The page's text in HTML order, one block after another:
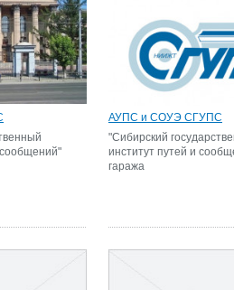
АУПС и СОУЭ СГУПС
"Сибирский
институт путей и
гаража